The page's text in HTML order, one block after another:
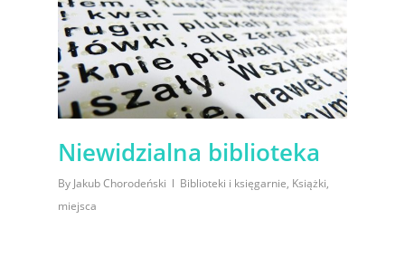
Niewidzialna biblioteka
By Jakub Chorodeński Biblioteki i księgarnie, Książki,
miejsca